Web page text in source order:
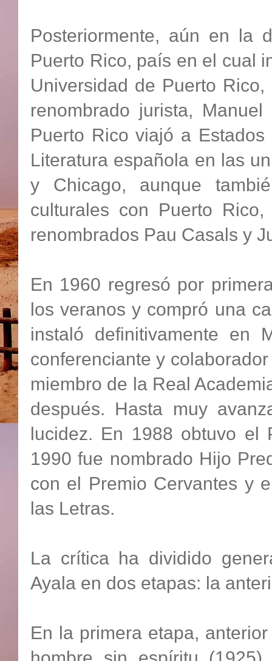
Posteriormente, aún en la
Puerto Rico, país en el cual
Universidad de Puerto
renombrado jurista,
Puerto Rico viajó a
Literatura española en las
y Chicago, aunque
culturales con Puerto
renombrados Pau Casals y
En 1960 regresó por
los veranos y compró una
instaló definitivamente en
conferenciante y
miembro de la Real
después. Hasta muy
lucidez. En 1988 obtuvo el
1990 fue nombrado Hijo
con el Premio Cervantes y
las Letras.
La crítica ha dividido
Ayala en dos etapas: la
En la primera etapa,